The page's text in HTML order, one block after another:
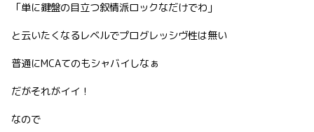
「単に鍵盤の目立つ叙情派ロックなだけでわ」
と云いたくなるレベルでプログレッシヴ性は無い
普通にMCAてのもシャバイしなぁ
だがそれがイイ！
なので